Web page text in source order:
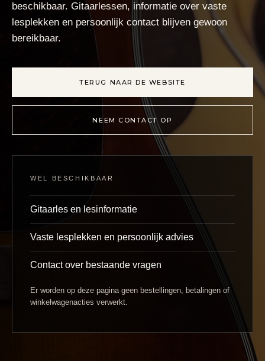
beschikbaar. Gitaarlessen, informatie over vaste
lesplekken en persoonlijk contact blijven gewoon
bereikbaar.
TERUG NAAR DE WEBSITE
NEEM CONTACT OP
WEL BESCHIKBAAR
Gitaarles en lesinformatie
Vaste lesplekken en persoonlijk advies
Contact over bestaande vragen
Er worden op deze pagina geen bestellingen, betalingen of
winkelwagenacties verwerkt.